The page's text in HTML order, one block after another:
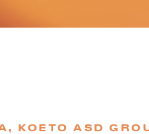
КОЕТО ASD